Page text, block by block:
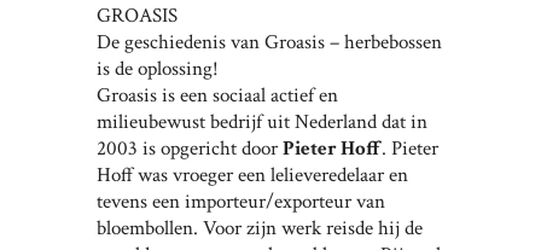
GROASIS
De geschiedenis van Groasis – herbebossen
is de oplossing!
Groasis is een sociaal actief en
milieubewust bedrijf uit Nederland dat in
2003 is opgericht doorPieter Hoff. Pieter
Hoff was vroeger een lelieveredelaar en
tevens een importeur/exporteur van
bloembollen. Voor zijn werk reisde hij de